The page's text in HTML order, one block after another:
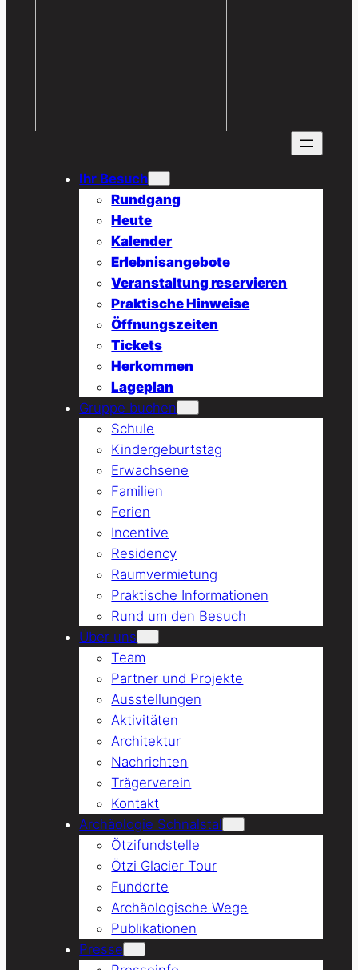
Ihr Besuch
Rundgang
Heute
Kalender
Erlebnisangebote
Veranstaltung reservieren
Praktische Hinweise
Öffnungszeiten
Tickets
Herkommen
Lageplan
Gruppe buchen
Schule
Kindergeburtstag
Erwachsene
Familien
Ferien
Incentive
Residency
Raumvermietung
Praktische Informationen
Rund um den Besuch
Über uns
Team
Partner und Projekte
Ausstellungen
Aktivitäten
Architektur
Nachrichten
Trägerverein
Kontakt
Archäologie Schnalstal
Ötzifundstelle
Ötzi Glacier Tour
Fundorte
Archäologische Wege
Publikationen
Presse